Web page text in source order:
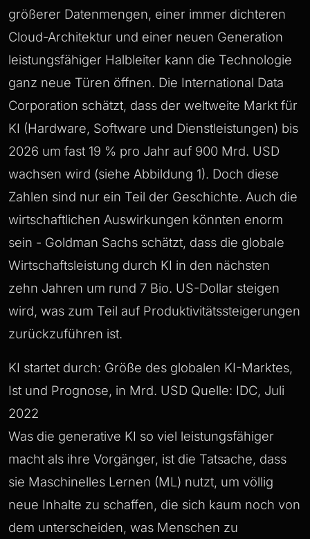
größerer Datenmengen, einer immer dichteren
Cloud-Architektur und einer neuen Generation
leistungsfähiger Halbleiter kann die Technologie
ganz neue Türen öffnen. Die International Data
Corporation schätzt, dass der weltweite Markt für
KI (Hardware, Software und Dienstleistungen) bis
2026 um fast 19 % pro Jahr auf 900 Mrd. USD
wachsen wird (siehe Abbildung 1). Doch diese
Zahlen sind nur ein Teil der Geschichte. Auch die
wirtschaftlichen Auswirkungen könnten enorm
sein - Goldman Sachs schätzt, dass die globale
Wirtschaftsleistung durch KI in den nächsten
zehn Jahren um rund 7 Bio. US-Dollar steigen
wird, was zum Teil auf Produktivitätssteigerungen
zurückzuführen ist.
KI startet durch: Größe des globalen KI-Marktes,
Ist und Prognose, in Mrd. USD Quelle: IDC, Juli
2022
Was die generative KI so viel leistungsfähiger
macht als ihre Vorgänger, ist die Tatsache, dass
sie Maschinelles Lernen (ML) nutzt, um völlig
neue Inhalte zu schaffen, die sich kaum noch von
dem unterscheiden, was Menschen zu